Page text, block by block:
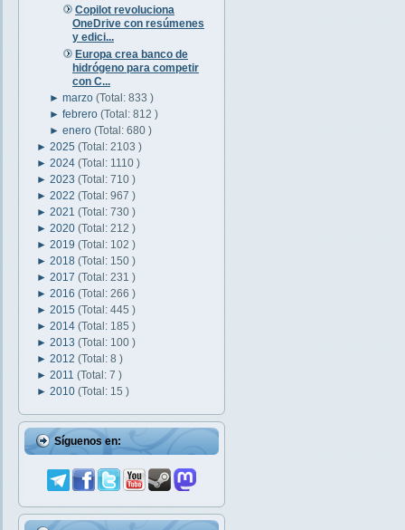
Copilot revoluciona
OneDrive con resúmenes
y edici...
Europa crea banco de
hidrógeno para competir
con C...
►marzo(Total: 833 )
►febrero(Total: 812 )
►enero(Total: 680 )
► 2025 (Total: 2103 )
► 2024 (Total: 1110 )
► 2023 (Total: 710 )
► 2022 (Total: 967 )
► 2021 (Total: 730 )
► 2020 (Total: 212 )
► 2019 (Total: 102 )
► 2018 (Total: 150 )
► 2017 (Total: 231 )
► 2016 (Total: 266 )
► 2015 (Total: 445 )
► 2014 (Total: 185 )
► 2013 (Total: 100 )
► 2012 (Total: 8 )
► 2011 (Total: 7 )
► 2010 (Total: 15 )
Síguenos en: